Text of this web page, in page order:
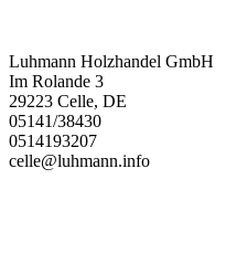
Luhmann Holzhandel GmbH
Im Rolande 3
29223 Celle, DE
05141/38430
0514193207
celle@luhmann.info